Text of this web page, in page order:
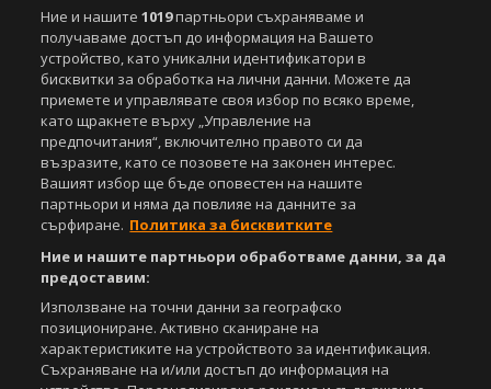
Ние и нашите1019партньори съхраняваме и
получаваме достъп до информация на Вашето
устройство, като уникални идентификатори в
бисквитки за обработка на лични данни. Можете да
приемете и управлявате своя избор по всяко време,
като щракнете върху „Управление на
предпочитания“, включително правото си да
възразите, като се позовете на законен интерес.
Вашият избор ще бъде оповестен на нашите
партньори и няма да повлияе на данните за
сърфиране. Политика за бисквитките
Ние и нашите партньори обработваме данни, за да
предоставим:
Използване на точни данни за географско
позициониране. Активно сканиране на
характеристиките на устройството за идентификация.
Съхраняване на и/или достъп до информация на